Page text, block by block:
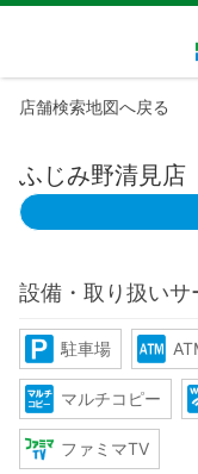
店舗検索地図へ戻る
ふじみ野清見店
設備・取り扱いサ
駐車場
マルチコピー
ファミマTV